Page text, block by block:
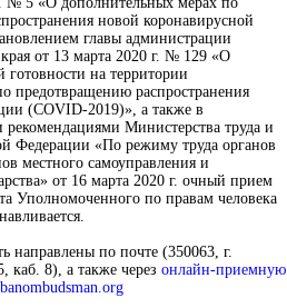
новой коронавирусной
главы администрации
от 13 марта 2020 г. № 129 «О
на территории
предотвращению распространения
(COVID-2019)», а также в
рекомендациями Министерства труда и
Федерации «По режиму труда органов
местного самоуправления и
от 16 марта 2020 г. очный прием
Уполномоченного по правам человека
направлены по почте (350063, г.
каб. 8), а также через онлайн-приемную